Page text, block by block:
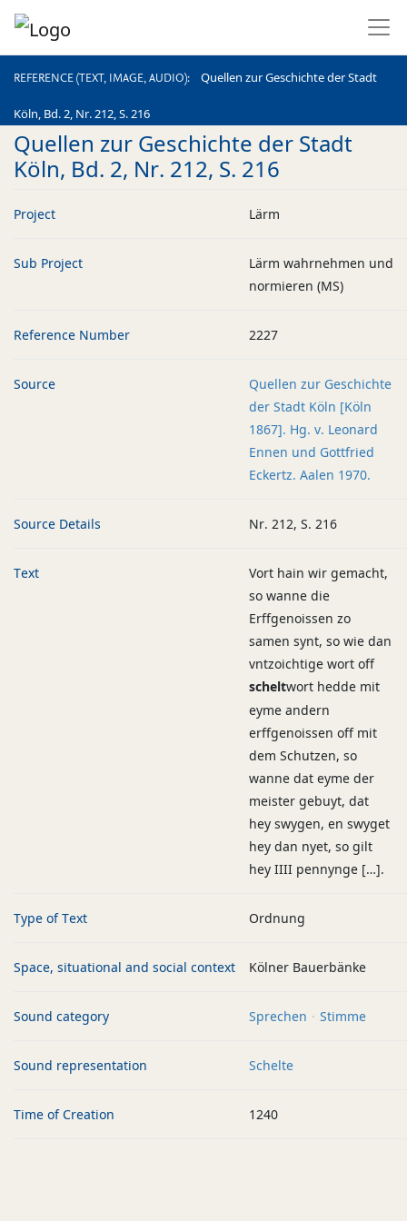
REFERENCE (TEXT, IMAGE, AUDIO) Quellen zur Geschichte der Stadt
Köln, Bd. 2, Nr. 212, S. 216
REFERENCE (TEXT, IMAGE, AUDIO)
Quellen zur Geschichte der Stadt
Köln, Bd. 2, Nr. 212, S. 216
Project Lärm
Sub Project
Lärm wahrnehmen und
normieren (MS)
Reference Number 2227
Source
Quellen zur Geschichte
der Stadt Köln [Köln
1867]. Hg. v. Leonard
Ennen und Gottfried
Eckertz. Aalen 1970.
Source Details Nr. 212, S. 216
Text
Vort hain wir gemacht,
so wanne die
Erffgenoissen zo
samen synt, so wie dan
vntzoichtige wort off
scheltwort hedde mit
eyme andern
erffgenoissen off mit
dem Schutzen, so
wanne dat eyme der
meister gebuyt, dat
hey swygen, en swyget
hey dan nyet, so gilt
hey IIII pennynge […].
Type of Text Ordnung
Space, situational and social context Kölner Bauerbänke
Sound category Sprechen Stimme
Sound representation Schelte
Time of Creation 1240